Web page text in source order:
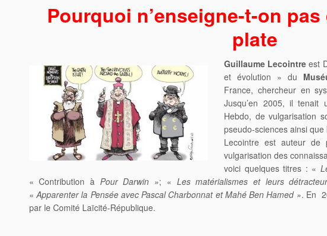
Pourquoi n’enseigne-t-on
plate
Guillaume Lecointre est
et évolution » du
France, chercheur en
Jusqu’en 2005, il tenait
Hebdo, de vulgarisation
pseudo-sciences ainsi
Lecointre est auteur de
vulgarisation des
voici quelques titres : «
« Contribution à Pour Darwin »; « Les matérialismes et leurs
« Apparenter la Pensée avec Pascal Charbonnat et Mahé Ben Hamed ». En
par le Comité Laïcité-République.